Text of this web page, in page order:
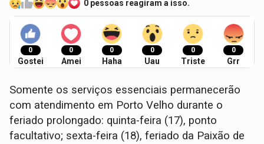
0 pessoas reagiram a isso.
0
Gostei
0
Amei
0
Haha
0
Uau
0
Triste
0
Grr
Somente os serviços essenciais permanecerão
com atendimento em Porto Velho durante o
feriado prolongado: quinta-feira (17), ponto
facultativo; sexta-feira (18), feriado da Paixão de